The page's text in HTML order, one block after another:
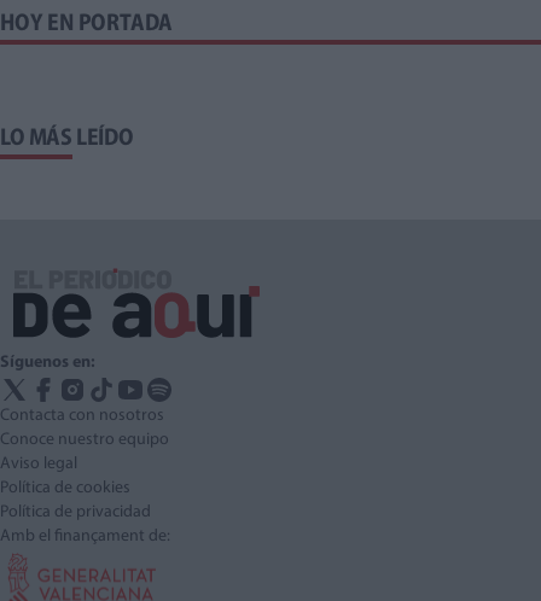
HOY EN PORTADA
LO MÁS LEÍDO
Síguenos en:
Contacta con nosotros
Conoce nuestro equipo
Aviso legal
Política de cookies
Política de privacidad
Amb el finançament de: